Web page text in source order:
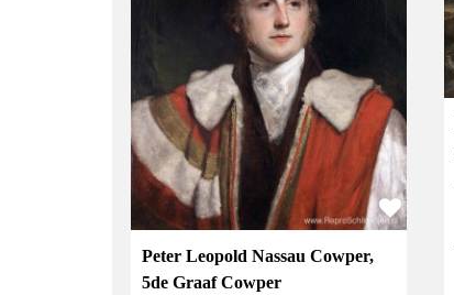
Peter Leopold Nassau Cowper,
5de Graaf Cowper